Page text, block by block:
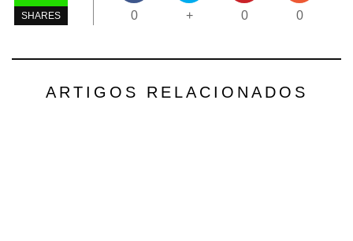
SHARES 0 + 0 0
ARTIGOS RELACIONADOS